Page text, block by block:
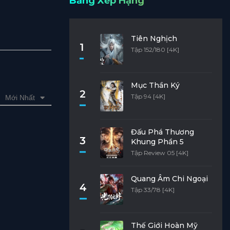
Mới Nhất
1
Tiên Nghịch
Tập 152/180 [4K]
2
Mục Thần Ký
Tập 94 [4K]
3
Đấu Phá Thương
Khung Phần 5
Tập Review 05 [4K]
4
Quang Âm Chi Ngoại
Tập 33/78 [4K]
Thế Giới Hoàn Mỹ